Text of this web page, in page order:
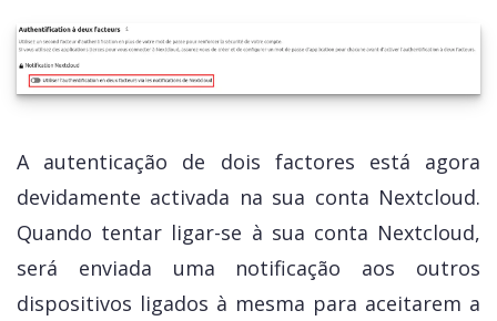
A autenticação de dois factores está agora
devidamente activada na sua conta Nextcloud.
Quando tentar ligar-se à sua conta Nextcloud,
será enviada uma notificação aos outros
dispositivos ligados à mesma para aceitarem a